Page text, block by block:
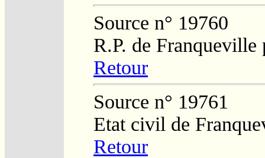
Source n° 19760
R.P. de Franqueville
Retour
Source n° 19761
Etat civil de
Retour